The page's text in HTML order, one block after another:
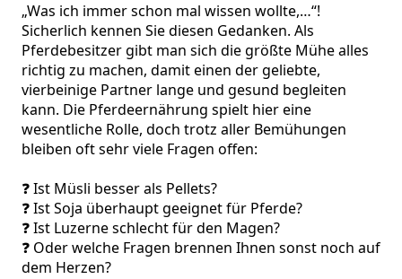
„Was ich immer schon mal wissen wollte,…“!
Sicherlich kennen Sie diesen Gedanken. Als
Pferdebesitzer gibt man sich die größte Mühe alles
richtig zu machen, damit einen der geliebte,
vierbeinige Partner lange und gesund begleiten
kann. Die Pferdeernährung spielt hier eine
wesentliche Rolle, doch trotz aller Bemühungen
bleiben oft sehr viele Fragen offen:
❓ Ist Müsli besser als Pellets?
❓ Ist Soja überhaupt geeignet für Pferde?
❓ Ist Luzerne schlecht für den Magen?
❓ Oder welche Fragen brennen Ihnen sonst noch auf
dem Herzen?